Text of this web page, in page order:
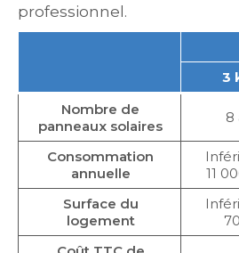
professionnel.
3
Nombre de
panneaux solaires
8
Consommation
annuelle
11
Surface du
logement